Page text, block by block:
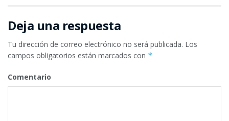
Deja una respuesta
Tu dirección de correo electrónico no será publicada. Los
campos obligatorios están marcados con *
Comentario